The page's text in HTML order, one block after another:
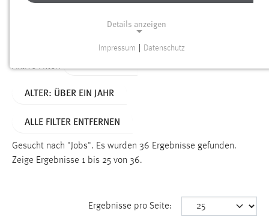
Aktive Filter:
ALTER: ÜBER EIN JAHR
ALLE FILTER ENTFERNEN
Gesucht nach "Jobs". Es wurden 36 Ergebnisse gefunden.
Zeige Ergebnisse 1 bis 25 von 36.
Ergebnisse pro Seite:
Details anzeigen
Funktionen und sind für die einwandfreie Funktion der
Name:
Dieser Cookie speichert die ausgewählten Einverständnis-
Impressum Datenschutz